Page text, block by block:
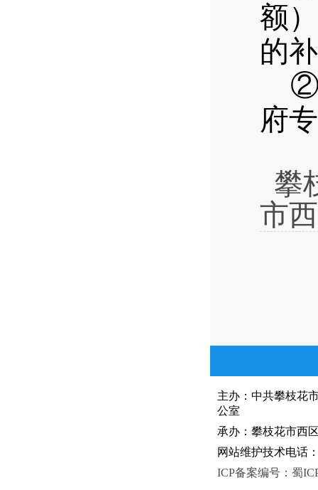
额
的
②
府
攀
市
主办：中共攀枝
公室
承办：攀枝花市西
网站维护技术电话
ICP备案编号：蜀